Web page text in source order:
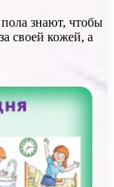
знают, чтобы
своей кожей, а